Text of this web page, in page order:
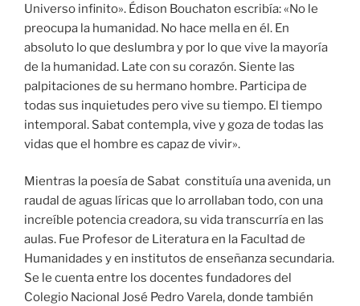
Universo infinito». Édison Bouchaton escribía: «No le
preocupa la humanidad. No hace mella en él. En
absoluto lo que deslumbra y por lo que vive la mayoría
de la humanidad. Late con su corazón. Siente las
palpitaciones de su hermano hombre. Participa de
todas sus inquietudes pero vive su tiempo. El tiempo
intemporal. Sabat contempla, vive y goza de todas las
vidas que el hombre es capaz de vivir».
Mientras la poesía de Sabat constituía una avenida, un
raudal de aguas líricas que lo arrollaban todo, con una
increíble potencia creadora, su vida transcurría en las
aulas. Fue Profesor de Literatura en la Facultad de
Humanidades y en institutos de enseñanza secundaria.
Se le cuenta entre los docentes fundadores del
Colegio Nacional José Pedro Varela, donde también